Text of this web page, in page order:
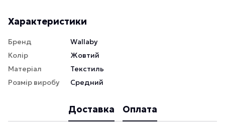
Характеристики
Бренд
Wallaby
Колір
Жовтий
Матеріал
Текстиль
Розмір виробу
Средний
Доставка Оплата